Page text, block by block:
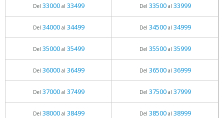
Del 33000al 33499 Del 33500al 33999
Del 34000al 34499 Del 34500al 34999
Del 35000al 35499 Del 35500al 35999
Del 36000al 36499 Del 36500al 36999
Del 37000al 37499 Del 37500al 37999
Del 38000al 38499 Del 38500al 38999